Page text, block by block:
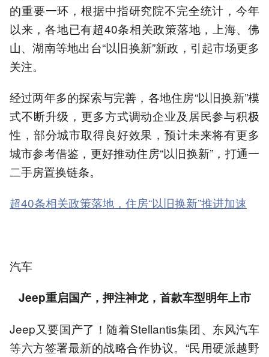
的重要一环，根据中指研究院不完全统计，今年
以来，各地已有超40条相关政策落地，上海、佛
山、湖南等地出台“以旧换新”新政，引起市场更多
关注。
经过两年多的探索与完善，各地住房“以旧换新”模
式不断升级，更多方式调动企业及居民参与积极
性，部分城市取得良好效果，预计未来将有更多
城市参考借鉴，更好推动住房“以旧换新”，打通一
二手房置换链条。
超40条相关政策落地，住房“以旧换新”推进加速
汽车
Jeep重启国产，押注神龙，首款车型明年上市
Jeep又要国产了！随着Stellantis集团、东风汽车
等六方签署最新的战略合作协议。“民用硬派越野